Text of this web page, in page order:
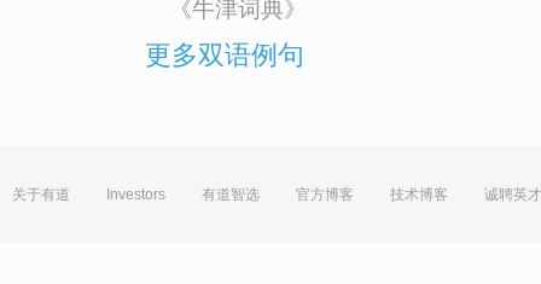
《牛津词典》
更多双语例句
关于有道 Investors 有道智选 官方博客 技术博客 诚聘英才